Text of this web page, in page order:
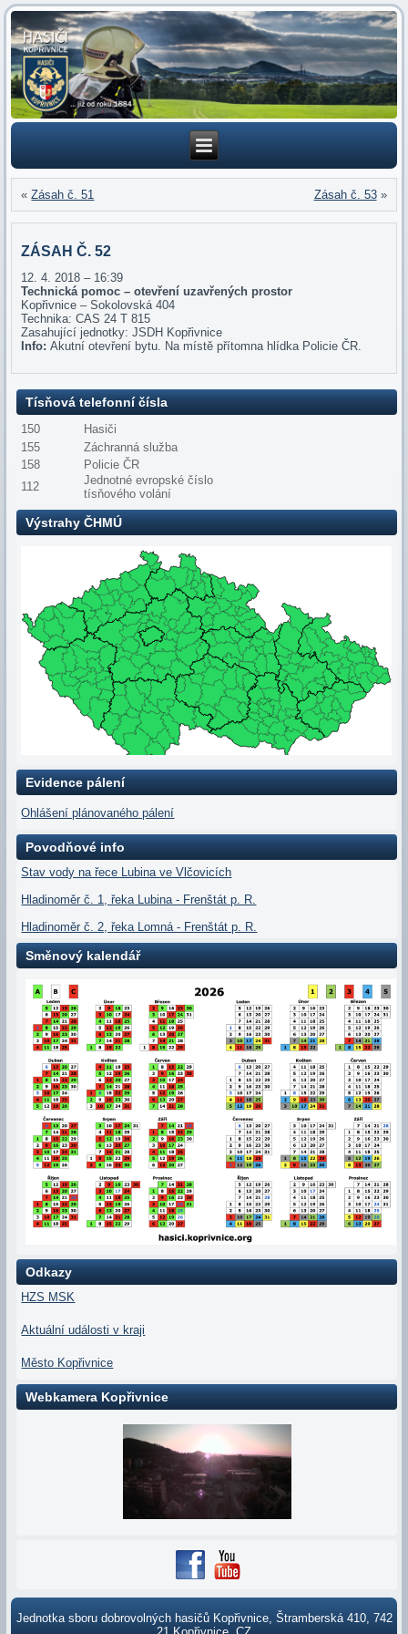
«Zásah č. 51 Zásah č. 53»
ZÁSAH Č. 52
12. 4. 2018 – 16:39
Technická pomoc – otevření uzavřených prostor
Kopřivnice – Sokolovská 404
Technika: CAS 24 T 815
Zasahující jednotky: JSDH Kopřivnice
Info:Akutní otevření bytu. Na místě přítomna hlídka Policie ČR.
Tísňová telefonní čísla
150
Hasiči
155
Záchranná služba
158
Policie ČR
112
Jednotné evropské číslo
tísňového volání
Výstrahy ČHMÚ
Evidence pálení
Ohlášení plánovaného pálení
Povodňové info
Stav vody na řece Lubina ve Vlčovicích
Hladinoměr č. 1, řeka Lubina - Frenštát p. R.
Hladinoměr č. 2, řeka Lomná - Frenštát p. R.
Směnový kalendář
Odkazy
HZS MSK
Aktuální události v kraji
Město Kopřivnice
Webkamera Kopřivnice
Jednotka sboru dobrovolných hasičů Kopřivnice, Štramberská 410, 742